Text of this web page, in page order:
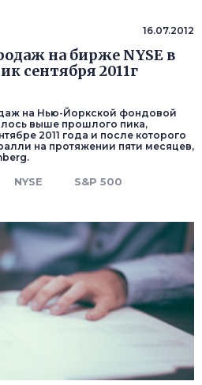
16.07.2012
на бирже NYSE в
сентября 2011г
на Нью-Йоркской фондовой
выше прошлого пика,
2011 года и после которого
на протяжении пяти месяцев,
NYSE S&P 500